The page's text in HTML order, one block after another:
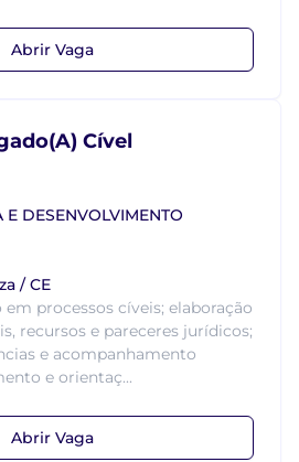
Abrir Vaga
Cível
E DESENVOLVIMENTO
/ CE
processos cíveis; elaboração
recursos e pareceres jurídicos;
e acompanhamento
e orientaç...
Abrir Vaga